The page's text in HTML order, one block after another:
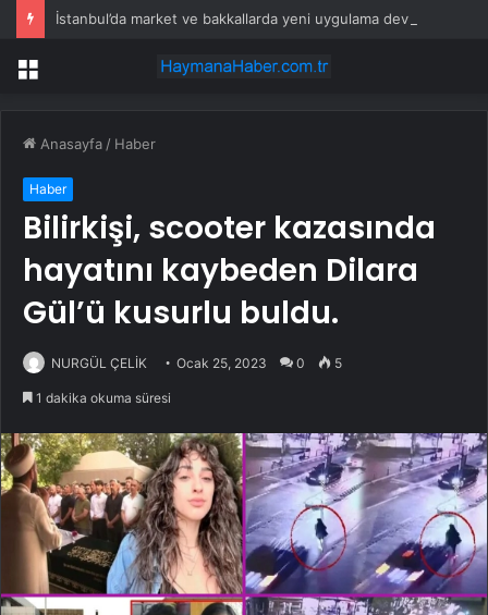
Menü
Anasayfa / Haber
Haber
Bilirkişi, scooter kazasında
hayatını kaybeden Dilara
Gül’ü kusurlu buldu.
NURGÜL ÇELİK Ocak 25, 2023 0 5
1 dakika okuma süresi